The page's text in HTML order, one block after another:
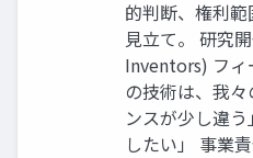
的判断、権利
見立て。 研究
Inventors) フィ
の技術は、我
ンスが少し違
したい」 事業